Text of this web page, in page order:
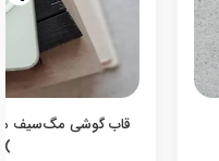
قاب گوشی مگ‌سیف
)